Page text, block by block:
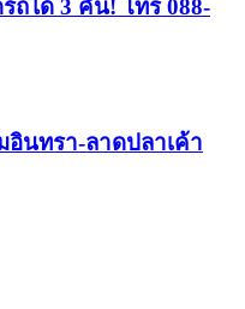
ถได้ 3 คัน! โทร 088-
อินทรา-ลาดปลาเค้า